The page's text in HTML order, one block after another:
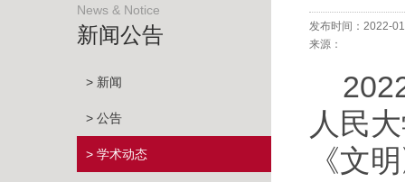
News & Notice
新闻公告
> 新闻
> 公告
> 学术动态
发布时间：2022-
来源：
人民
《文